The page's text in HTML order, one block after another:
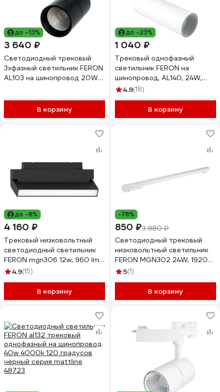
до -13%
3 640 ₽
Светодиодный трековый
3хфазный светильник FERON
AL103 на шинопровод 20W
В корзину
до -23%
1 040 ₽
Трековый однофазный
светильник FERON на
шинопровод, AL140, 24W,
4000К белый, 2160Lm,
4.9(18)
В корзину
до -8%
4 160 ₽
Трековый низковольтный
светодиодный светильник
FERON mgn306 12w, 960 lm,
4000к, 110 градусов,
4.9(15)
В корзину
-78%
850 ₽3 880 ₽
Светодиодный трековый
низковольтный светильник
FERON MGN302 24W, 1920
Lm, 4000К, 110 градусов,
5(1)
В корзину